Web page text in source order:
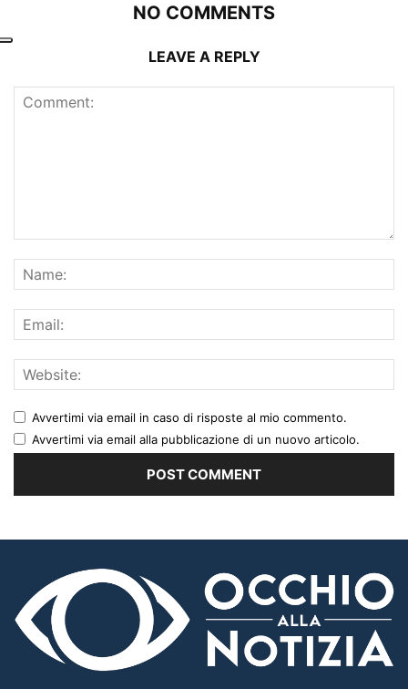
NO COMMENTS
LEAVE A REPLY
Avvertimi via email in caso di risposte al mio commento.
Avvertimi via email alla pubblicazione di un nuovo articolo.